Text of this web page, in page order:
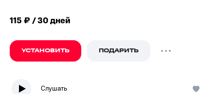
115 ₽ / 30 дней
УСТАНОВИТЬ ПОДАРИТЬ
Слушать